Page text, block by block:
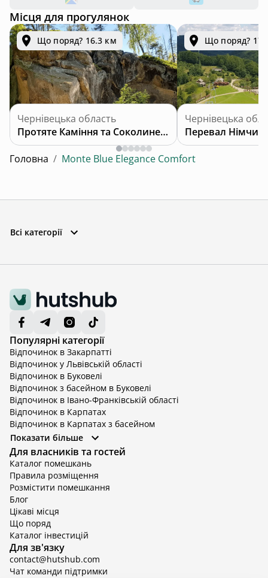
Місця для прогулянок
Що поряд? 16.3 км
Чернівецька область
Протяте Каміння та Соколине Око
Що поряд?
Чернівецька
Перевал Німчич
Головна / Monte Blue Elegance Comfort
Всі категорії
Популярні категорії
Відпочинок в Закарпатті
Відпочинок у Львівській області
Відпочинок в Буковелі
Відпочинок з басейном в Буковелі
Відпочинок в Івано-Франківській області
Відпочинок в Карпатах
Відпочинок в Карпатах з басейном
Відпочинок в Київській області
Відпочинок в Київській області з басейном
Відпочинок в Тернопільській області
Відпочинок у Вінницькій області
Відпочинок в Яремче
Відпочинок у Львівській області з басейном
Відпочинок з басейном в Тернопільській області
Показати більше
Для власників та гостей
Каталог помешкань
Правила розміщення
Розмістити помешкання
Блог
Цікаві місця
Що поряд
Каталог інвестицій
Для зв'язку
contact@hutshub.com
Чат команди підтримки